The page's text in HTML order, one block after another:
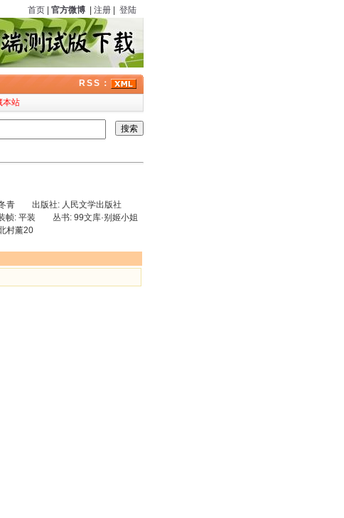
首页 官方微博 注册 登陆
RSS：
本站
青 出版社: 人民文学出版社
平装 丛书: 99文库·别姬小姐
薰20